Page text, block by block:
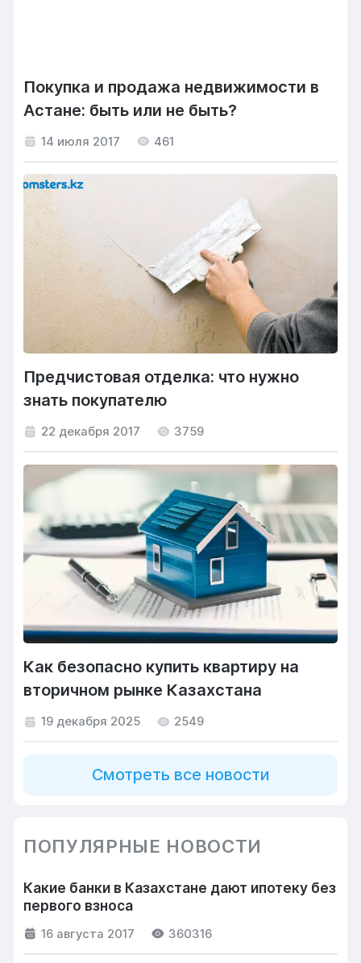
Покупка и продажа недвижимости в
Астане: быть или не быть?
14 июля 2017 461
Предчистовая отделка: что нужно
знать покупателю
22 декабря 2017 3759
Как безопасно купить квартиру на
вторичном рынке Казахстана
19 декабря 2025 2549
Смотреть все новости
ПОПУЛЯРНЫЕ НОВОСТИ
Какие банки в Казахстане дают ипотеку без
первого взноса
16 августа 2017 360316